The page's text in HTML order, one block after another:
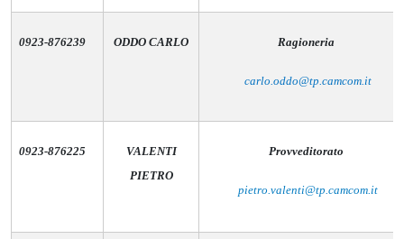
0923-876239 ODDO CARLO Ragioneria
carlo.oddo@tp.camcom.it
0923-876225
VALENTI
PIETRO
Provveditorato
pietro.valenti@tp.camcom.it